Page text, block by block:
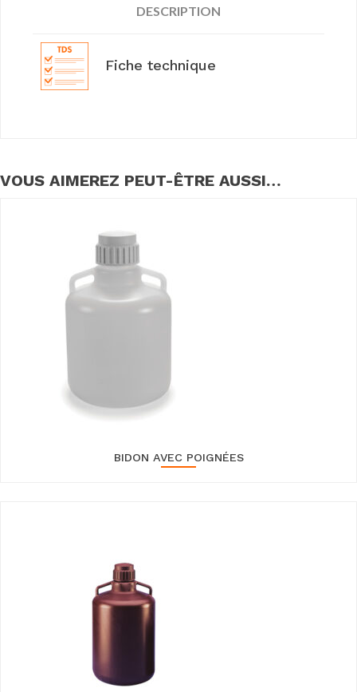
DESCRIPTION
Fiche technique
VOUS AIMEREZ PEUT-ÊTRE AUSSI…
BIDON AVEC POIGNÉES